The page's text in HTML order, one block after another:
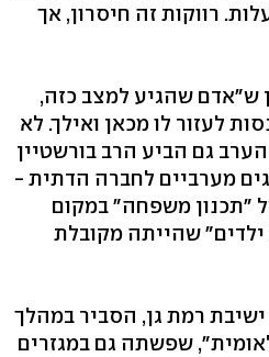
רווקות זה חיסרון, אך
ש"אדם שהגיע למצב כזה,
לעזור לו מכאן ואילך. לא
גם הביע הרב בורשטיין
מערביים לחברה הדתית -
"תכנון משפחה" במקום
שהייתה מקובלת
רמת גן, הסביר במהלך
שפשתה גם במגזרים